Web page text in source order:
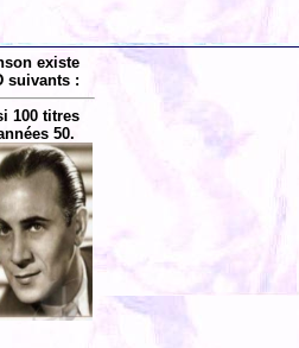
existe
suivants :
100 titres
50.